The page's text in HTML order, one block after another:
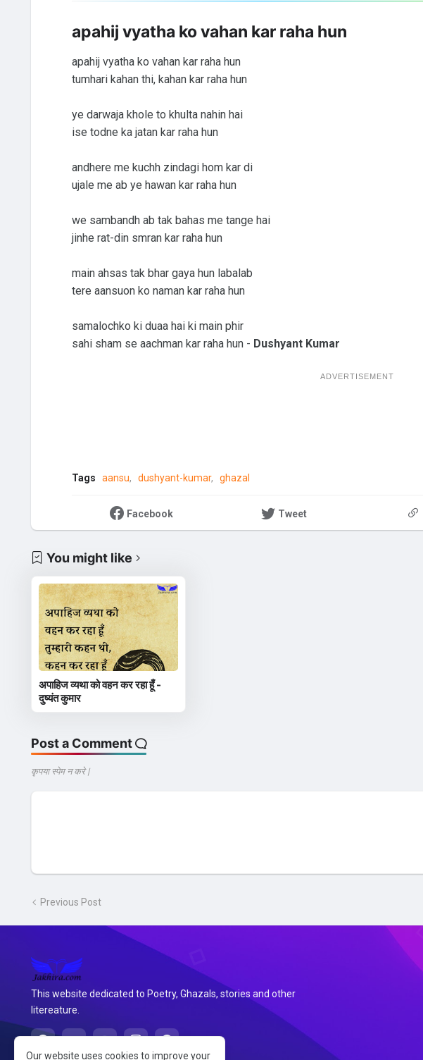
apahij vyatha ko vahan kar raha hun
apahij vyatha ko vahan kar raha hun
tumhari kahan thi, kahan kar raha hun
ye darwaja khole to khulta nahin hai
ise todne ka jatan kar raha hun
andhere me kuchh zindagi hom kar di
ujale me ab ye hawan kar raha hun
we sambandh ab tak bahas me tange hai
jinhe rat-din smran kar raha hun
main ahsas tak bhar gaya hun labalab
tere aansuon ko naman kar raha hun
samalochko ki duaa hai ki main phir
sahi sham se aachman kar raha hun - Dushyant Kumar
ADVERTISEMENT
Tags aansu dushyant-kumar ghazal
Facebook Tweet
You might like
अपाहिज व्यथा को वहन कर रहा हूँ -
दुष्यंत कुमार
Post a Comment
कृपया स्पेम न करे |
Previous Post
This website dedicated to Poetry, Ghazals, stories and other
litereature.
Our website uses cookies to improve your